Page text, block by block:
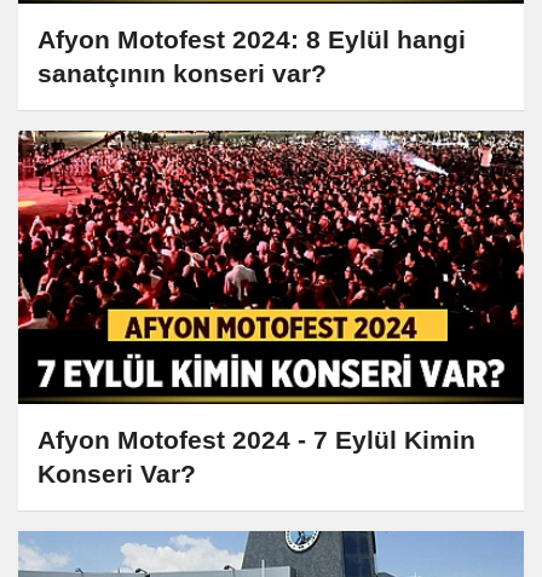
Afyon Motofest 2024: 8 Eylül hangi
sanatçının konseri var?
Afyon Motofest 2024 - 7 Eylül Kimin
Konseri Var?